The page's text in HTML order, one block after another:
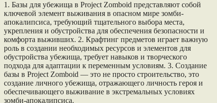
1. Базы для убежища в Project Zomboid представляют собой
ключевой элемент выживания в опасном мире зомби-
апокалипсиса, требующий тщательного выбора места,
укрепления и обустройства для обеспечения безопасности и
комфорта выживших. 2. Крафтинг предметов играет важную
роль в создании необходимых ресурсов и элементов для
обустройства убежища, требует навыков и творческого
подхода для адаптации к переменным условиям. 3. Создание
базы в Project Zomboid — это не просто строительство, это
создание личного убежища, отражающего личность героя и
обеспечивающего выживание в экстремальных условиях
зомби-апокалипсиса.